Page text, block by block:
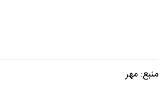
منبع: مهر